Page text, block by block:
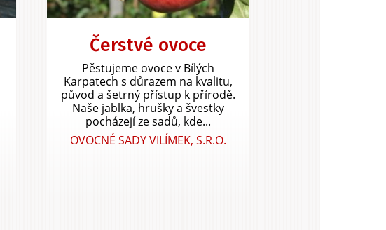
Čerstvé ovoce
Pěstujeme ovoce v Bílých
Karpatech s důrazem na kvalitu,
původ a šetrný přístup k přírodě.
Naše jablka, hrušky a švestky
pocházejí ze sadů, kde...
OVOCNÉ SADY VILÍMEK, S.R.O.